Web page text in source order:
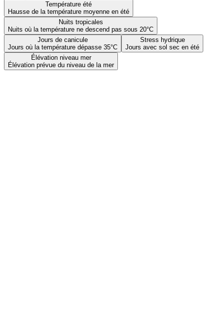
Température été
Hausse de la température moyenne en été
Nuits tropicales
Nuits où la température ne descend pas sous 20°C
Jours de canicule
Jours où la température dépasse 35°C
Stress hydrique
Jours avec sol sec en été
Élévation niveau mer
Élévation prévue du niveau de la mer